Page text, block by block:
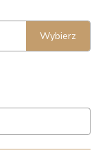
Wybierz